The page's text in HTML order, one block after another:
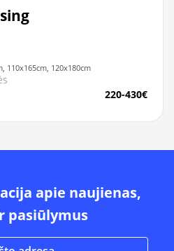
110x165cm, 120x180cm
220-430€
apie naujienas,
pasiūlymus